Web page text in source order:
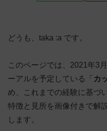
どうも、taka :a です。
このページでは、2021年3
ーアルを予定している「 カ
め、これまでの経験に基づ
特徴と見所を画像付きで解
します。